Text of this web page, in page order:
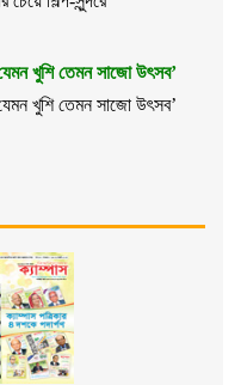
খুশি তেমন সাজো উৎসব’
খুশি তেমন সাজো উৎসব’